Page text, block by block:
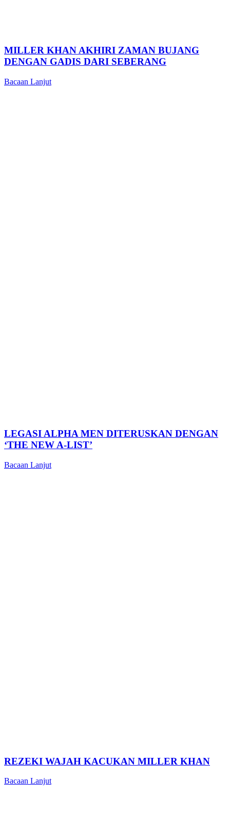
MILLER KHAN AKHIRI ZAMAN BUJANG
DENGAN GADIS DARI SEBERANG
Bacaan Lanjut
LEGASI ALPHA MEN DITERUSKAN DENGAN
‘THE NEW A-LIST’
Bacaan Lanjut
REZEKI WAJAH KACUKAN MILLER KHAN
Bacaan Lanjut